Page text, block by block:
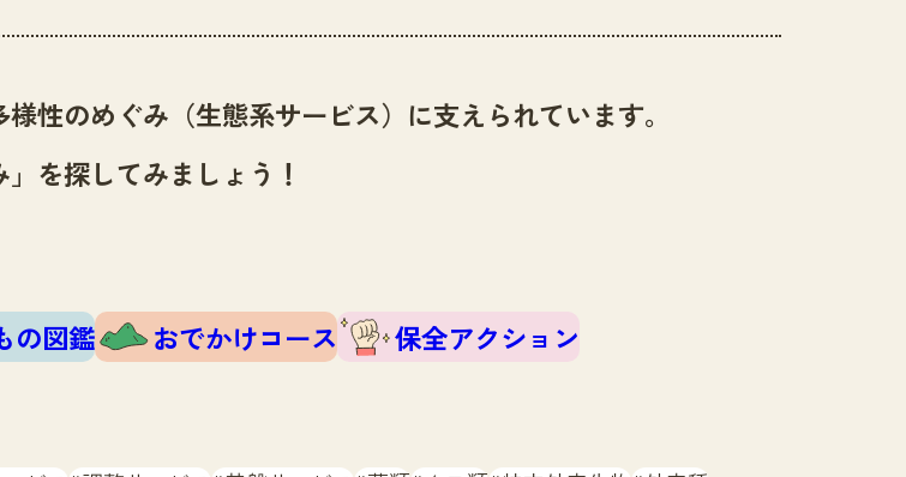
性のめぐみ（生態系サービス）に支えられています。
を探してみましょう！
の図鑑 おでかけコース
保全アクション